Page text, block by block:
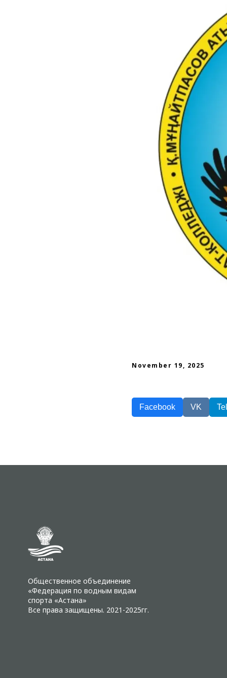
November 19, 2025
Facebook VK
Общественное объединение
«Федерация по водным видам
спорта «Астана»
Все права защищены. 2021-2025гг.